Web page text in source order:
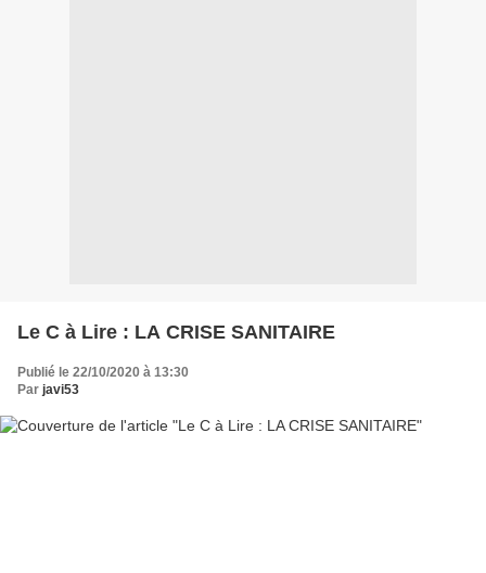
Le C à Lire : LA CRISE SANITAIRE
Publié le 22/10/2020 à 13:30
Par javi53